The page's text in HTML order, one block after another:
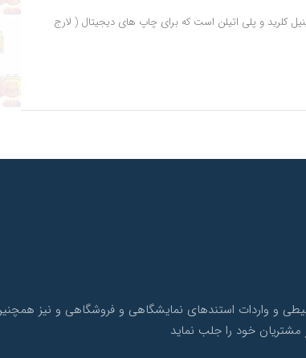
کلرید و پلی اتیلن است که برای چاپ های دیجیتال ( لارج
سال سابقه در امر تبلیغات محیطی و واردات استندهای نمایشگاهی و
مشتریان خود را جلب نماید